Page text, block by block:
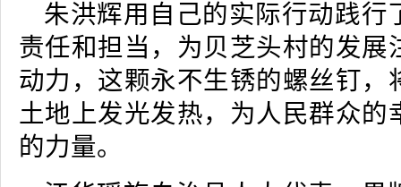
朱洪辉用自己的实际行动践行
责任和担当，为贝芝头村的发展
动力，这颗永不生锈的螺丝钉，
土地上发光发热，为人民群众的
的力量。